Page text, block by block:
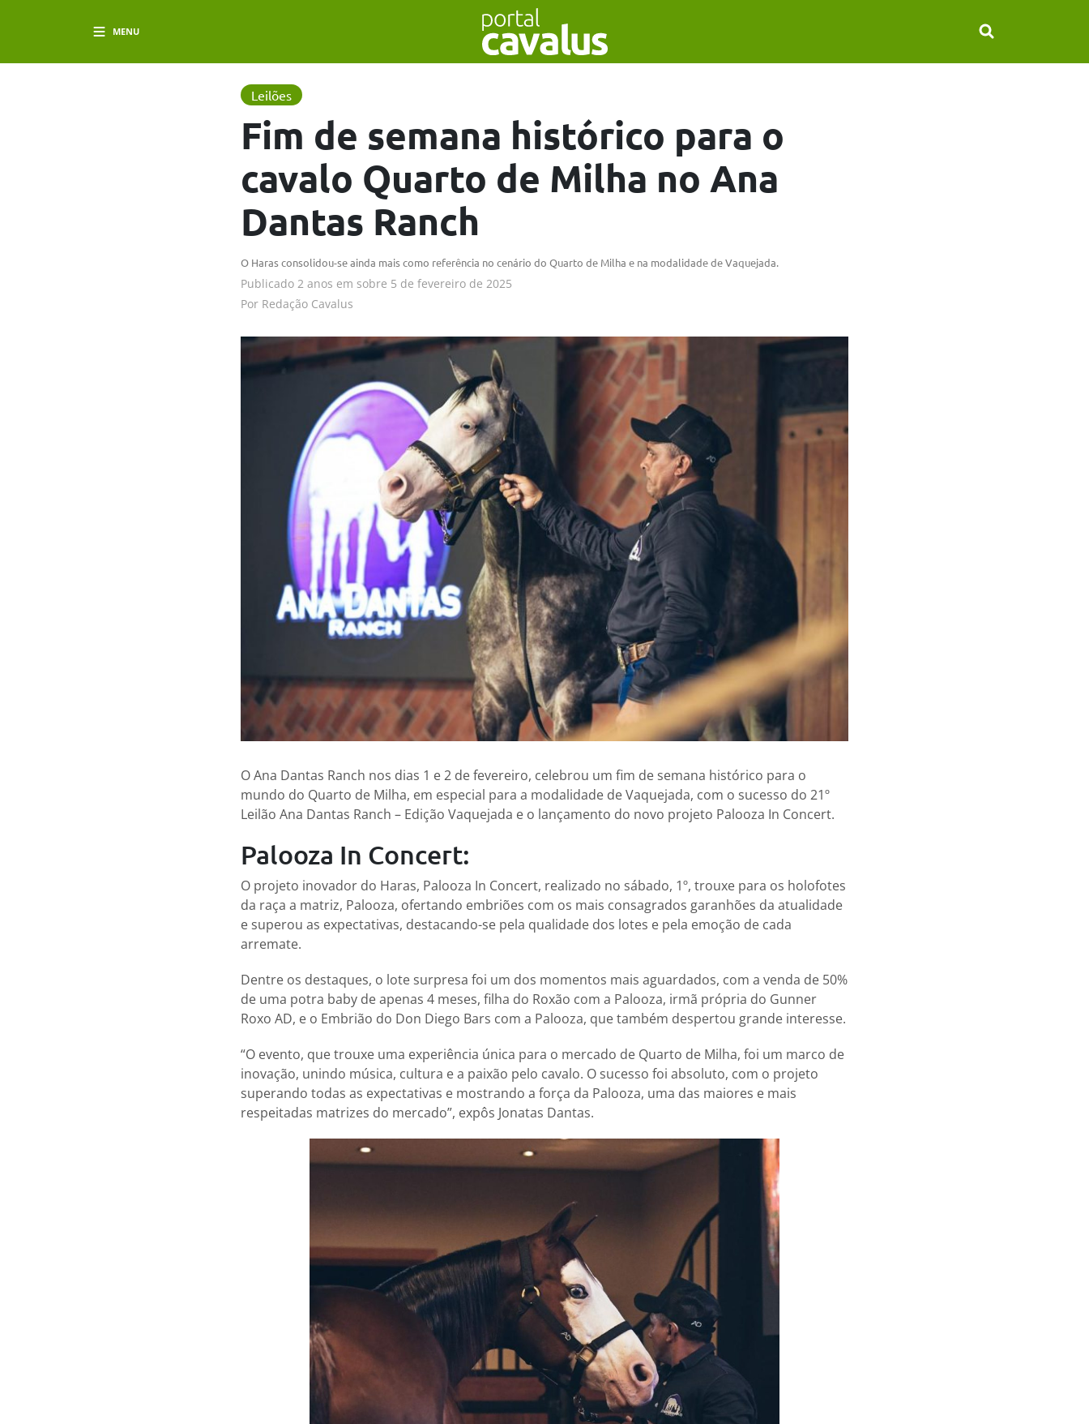
MENU
Leilões
Fim de semana histórico para o
cavalo Quarto de Milha no Ana
Dantas Ranch
O Haras consolidou-se ainda mais como referência no cenário do Quarto de Milha e na modalidade de Vaquejada.
Publicado 2 anos em sobre 5 de fevereiro de 2025
Por Redação Cavalus
O Ana Dantas Ranch nos dias 1 e 2 de fevereiro, celebrou um fim de semana histórico para o
mundo do Quarto de Milha, em especial para a modalidade de Vaquejada, com o sucesso do 21º
Leilão Ana Dantas Ranch – Edição Vaquejada e o lançamento do novo projeto Palooza In Concert.
Palooza In Concert:
O projeto inovador do Haras, Palooza In Concert, realizado no sábado, 1º, trouxe para os holofotes
da raça a matriz, Palooza, ofertando embriões com os mais consagrados garanhões da atualidade
e superou as expectativas, destacando-se pela qualidade dos lotes e pela emoção de cada
arremate.
Dentre os destaques, o lote surpresa foi um dos momentos mais aguardados, com a venda de 50%
de uma potra baby de apenas 4 meses, filha do Roxão com a Palooza, irmã própria do Gunner
Roxo AD, e o Embrião do Don Diego Bars com a Palooza, que também despertou grande interesse.
“O evento, que trouxe uma experiência única para o mercado de Quarto de Milha, foi um marco de
inovação, unindo música, cultura e a paixão pelo cavalo. O sucesso foi absoluto, com o projeto
superando todas as expectativas e mostrando a força da Palooza, uma das maiores e mais
respeitadas matrizes do mercado”, expôs Jonatas Dantas.